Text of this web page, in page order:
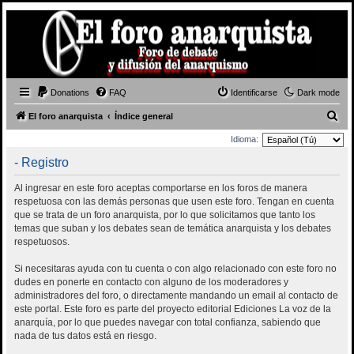
Dark mode
Donations FAQ Identificarse
El foro anarquista Índice general
u
Idioma:
- Registro
Al ingresar en este foro aceptas comportarse en los foros de manera
respetuosa con las demás personas que usen este foro. Tengan en cuenta
que se trata de un foro anarquista, por lo que solicitamos que tanto los
temas que suban y los debates sean de temática anarquista y los debates
respetuosos.
Si necesitaras ayuda con tu cuenta o con algo relacionado con este foro no
dudes en ponerte en contacto con alguno de los moderadores y
administradores del foro, o directamente mandando un email al contacto de
este portal. Este foro es parte del proyecto editorial Ediciones La voz de la
anarquía, por lo que puedes navegar con total confianza, sabiendo que
nada de tus datos está en riesgo.